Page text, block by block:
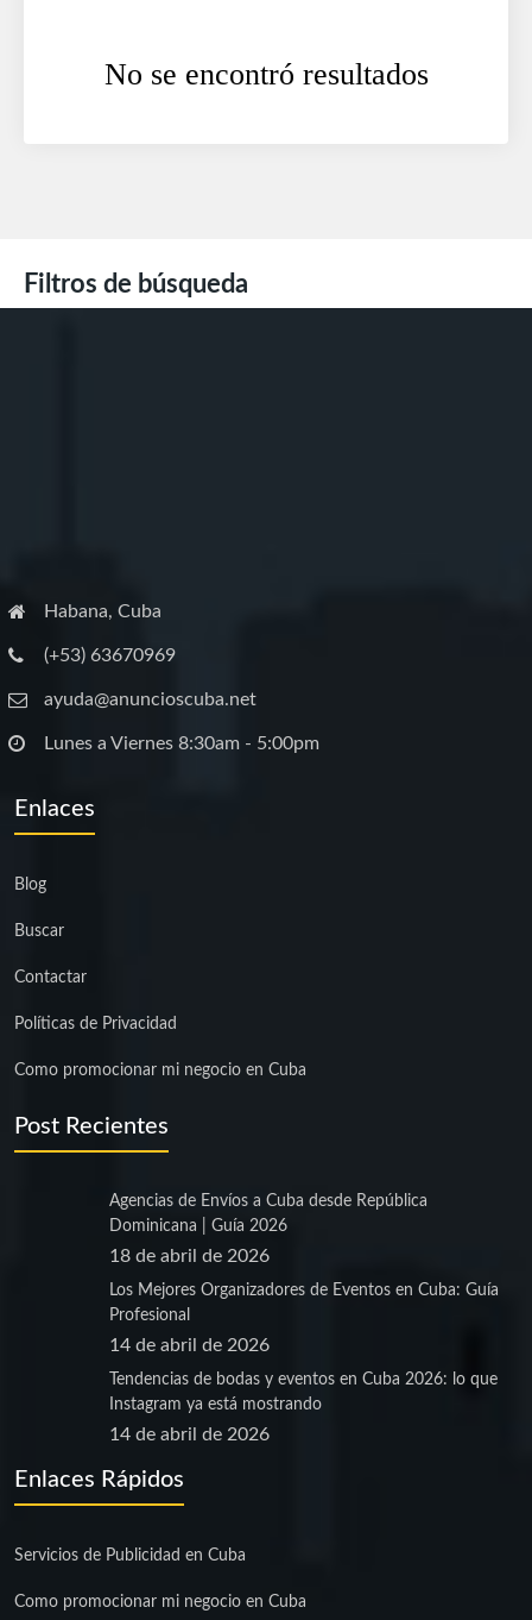
No se encontró resultados
Filtros de búsqueda
Habana, Cuba
(+53) 63670969
ayuda@anuncioscuba.net
Lunes a Viernes 8:30am - 5:00pm
Enlaces
Blog
Buscar
Contactar
Políticas de Privacidad
Como promocionar mi negocio en Cuba
Post Recientes
Agencias de Envíos a Cuba desde República
Dominicana | Guía 2026
18 de abril de 2026
Los Mejores Organizadores de Eventos en Cuba: Guía
Profesional
14 de abril de 2026
Tendencias de bodas y eventos en Cuba 2026: lo que
Instagram ya está mostrando
14 de abril de 2026
Enlaces Rápidos
Servicios de Publicidad en Cuba
Como promocionar mi negocio en Cuba